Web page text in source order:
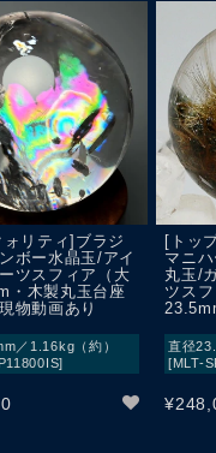
ォリティ]ブラジ
ボー水晶玉/アイ
ツスフィア（大
・木製丸玉台座
物動画あり
／1.16kg（約）
[トッ
マニ
丸玉/
ツス
直径
[MLT-
¥